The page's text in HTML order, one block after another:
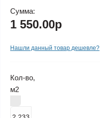
Сумма:
1 550.00р
Нашли данный товар дешевле?
Кол-во,
м2